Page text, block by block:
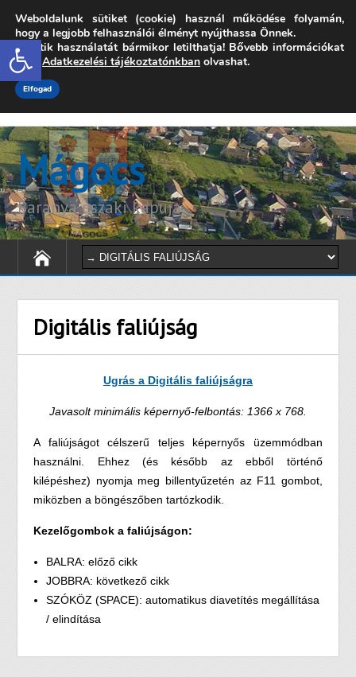
Open toolbar
7342 Mágocs, Szabadság utca 39.
onkormanyzat@magocs.hu +36 (72) 451 110
Elérhetőségek
Mágocs
Baranya északi kapuja
Digitális faliújság
Ugrás a Digitális faliújságra
Javasolt minimális képernyő-felbontás: 1366 x 768.
A faliújságot célszerű teljes képernyős üzemmódban
használni. Ehhez (és később az ebből történő
kilépéshez) nyomja meg billentyűzetén az F11 gombot,
miközben a böngészőben tartózkodik.
Kezelőgombok a faliújságon:
BALRA: előző cikk
JOBBRA: következő cikk
SZÓKÖZ (SPACE): automatikus diavetítés megállítása
/ elindítása
Weboldalunk sütiket (cookie) használ működése folyamán,
hogy a legjobb felhasználói élményt nyújthassa Önnek.
A sütik használatát bármikor letilthatja! Bővebb információkat
erről Adatkezelési tájékoztatónkban olvashat.
Elfogad